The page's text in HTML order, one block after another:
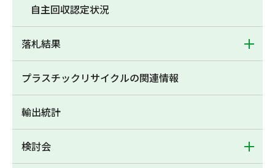
自主回収認定状況
落札結果
プラスチックリサイクルの関連情報
輸出統計
検討会